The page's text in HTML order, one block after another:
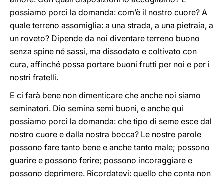
possiamo porci la domanda: com’è il nostro cuore? A
quale terreno assomiglia: a una strada, a una pietraia, a
un roveto? Dipende da noi diventare terreno buono
senza spine né sassi, ma dissodato e coltivato con
cura, affinché possa portare buoni frutti per noi e per i
nostri fratelli.
E ci farà bene non dimenticare che anche noi siamo
seminatori. Dio semina semi buoni, e anche qui
possiamo porci la domanda: che tipo di seme esce dal
nostro cuore e dalla nostra bocca? Le nostre parole
possono fare tanto bene e anche tanto male; possono
guarire e possono ferire; possono incoraggiare e
possono deprimere. Ricordatevi: quello che conta non